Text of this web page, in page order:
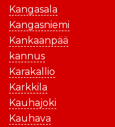
Kangasala
Kangasniemi
Kankaanpää
kannus
Karakallio
Karkkila
Kauhajoki
Kauhava